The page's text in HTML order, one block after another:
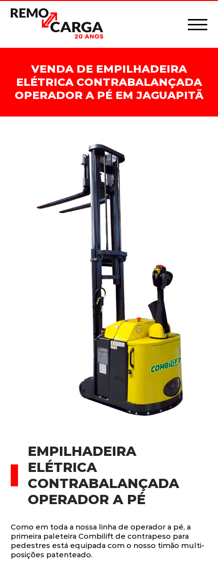
VENDA DE EMPILHADEIRA
ELÉTRICA CONTRABALANÇADA
OPERADOR A PÉ EM JAGUAPITÃ
EMPILHADEIRA
ELÉTRICA
CONTRABALANÇADA
OPERADOR A PÉ
Como em toda a nossa linha de operador a pé, a
primeira paleteira Combilift de contrapeso para
pedestres está equipada com o nosso timão multi-
posições patenteado.